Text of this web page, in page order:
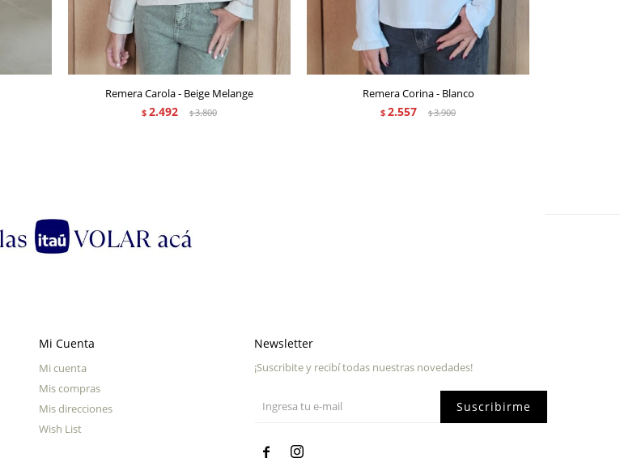
Remera Carola - Beige Melange
$ 2.492 $3.800
Remera Corina - Blanco
$ 2.557 $3.900
Mi Cuenta
Mi cuenta
Mis compras
Mis direcciones
Wish List
Newsletter
¡Suscribite y recibí todas nuestras novedades!
Suscribirme
 